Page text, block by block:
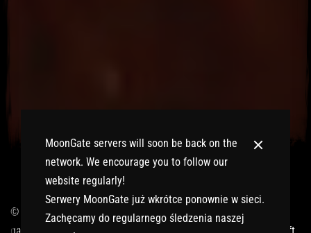
© 2017-2026 MMOGspot. The logos and names of individual
MoonGate servers will soon be back on the
network. We encourage you to follow our
website regularly!
Serwery MoonGate już wkrótce ponownie w sieci.
Zachęcamy do regularnego śledzenia naszej